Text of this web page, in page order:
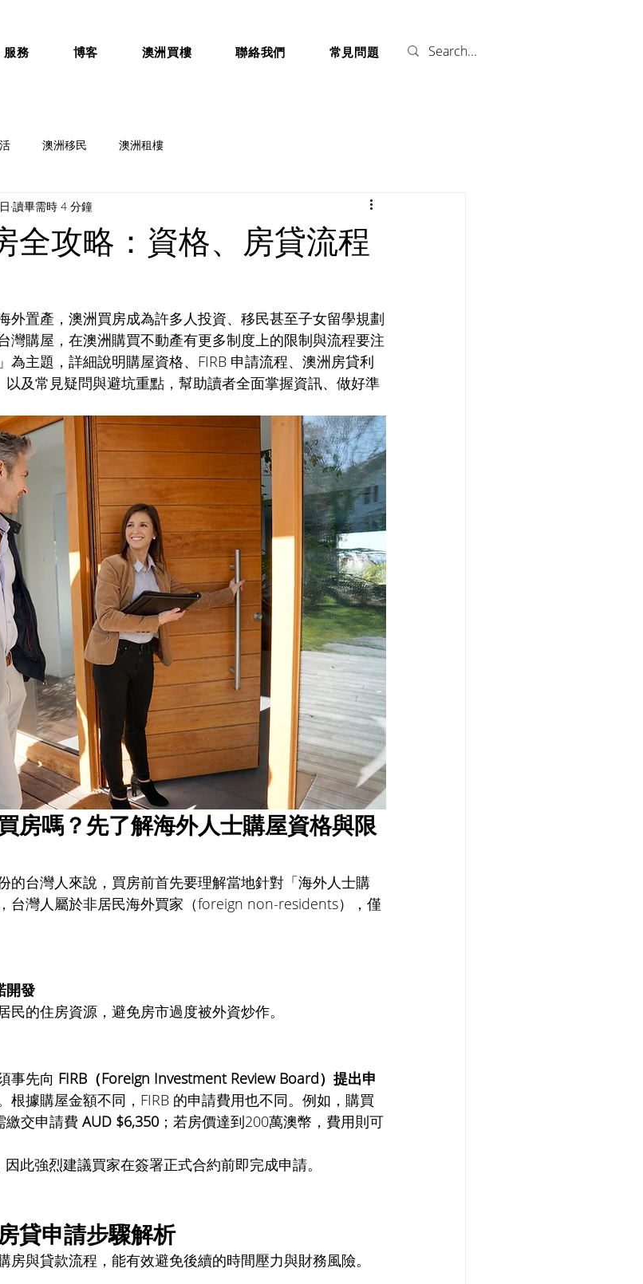
服務 博客 澳洲買樓 聯絡我們 常見問題
澳洲移民 澳洲租樓
全攻略：資格、房貸流程
讀畢需時 4 分鐘
外置產，澳洲買房成為許多人投資、移民甚至子女留學規劃
灣購屋，在澳洲購買不動產有更多制度上的限制與流程要注
為主題，詳細說明購屋資格、FIRB 申請流程、澳洲房貸利
以及常見疑問與避坑重點，幫助讀者全面掌握資訊、做好準
房嗎？先了解海外人士購屋資格與限
的台灣人來說，買房前首先要理解當地針對「海外人士購
台灣人屬於非居民海外買家（foreign non-residents），僅
開發
的住房資源，避免房市過度被外資炒作。
事先向 FIRB（Foreign Investment Review Board）提出申
根據購屋金額不同，FIRB 的申請費用也不同。例如，購買
繳交申請費 AUD $6,350 ；若房價達到200萬澳幣，費用則可
因此強烈建議買家在簽署正式合約前即完成申請。
貸申請步驟解析
與貸款流程，能有效避免後續的時間壓力與財務風險。